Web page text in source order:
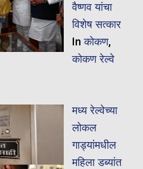
वैष्णव यांचा
विशेष सत्कार
Inकोकण,
कोकण रेल्वे
मध्य रेल्वेच्या
लोकल
गाड्यांमधील
महिला डब्यांत